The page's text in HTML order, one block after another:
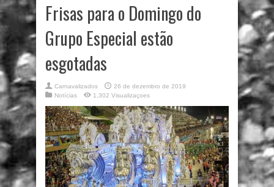
Frisas para o Domingo do
Grupo Especial estão
esgotadas
Carnavalizados
26 de dezembro de 2019
Notícias
1,302 Visualizaçoes